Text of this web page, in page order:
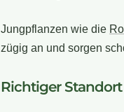
Jungpflanzen wie die
zügig an und sorgen
Richtiger Standort